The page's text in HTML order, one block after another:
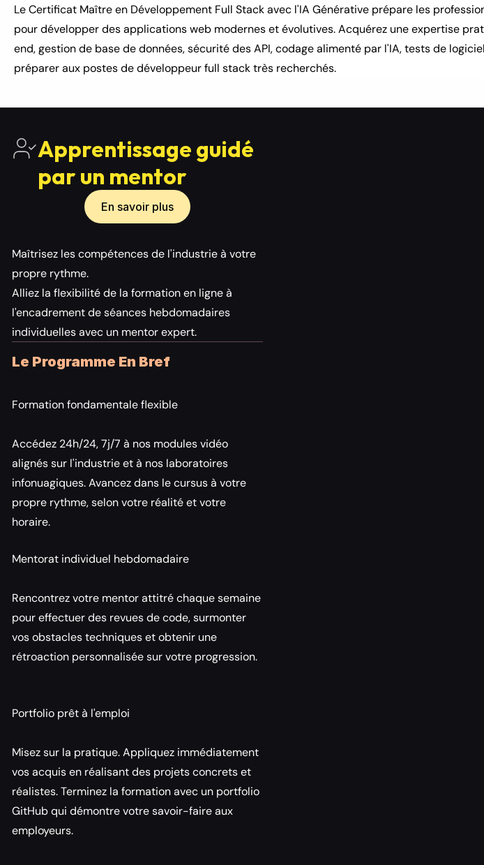
Le Certificat Maître en Développement Full Stack avec l'IA Générative prépare les
pour développer des applications web modernes et évolutives. Acquérez une expertise
end, gestion de base de données, sécurité des API, codage alimenté par l'IA, tests de
préparer aux postes de développeur full stack très recherchés.
Apprentissage guidé
par un mentor
En savoir plus
Maîtrisez les compétences de l'industrie à votre
propre rythme.
Alliez la flexibilité de la formation en ligne à
l'encadrement de séances hebdomadaires
individuelles avec un mentor expert.
Le Programme En Bref
Formation fondamentale flexible
Accédez 24h/24, 7j/7 à nos modules vidéo
alignés sur l'industrie et à nos laboratoires
infonuagiques. Avancez dans le cursus à votre
propre rythme, selon votre réalité et votre
horaire.
Mentorat individuel hebdomadaire
Rencontrez votre mentor attitré chaque semaine
pour effectuer des revues de code, surmonter
vos obstacles techniques et obtenir une
rétroaction personnalisée sur votre progression.
Portfolio prêt à l'emploi
Misez sur la pratique. Appliquez immédiatement
vos acquis en réalisant des projets concrets et
réalistes. Terminez la formation avec un portfolio
GitHub qui démontre votre savoir-faire aux
employeurs.